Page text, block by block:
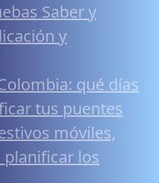
Saber y
y
qué días
tus puentes
móviles,
planificar los